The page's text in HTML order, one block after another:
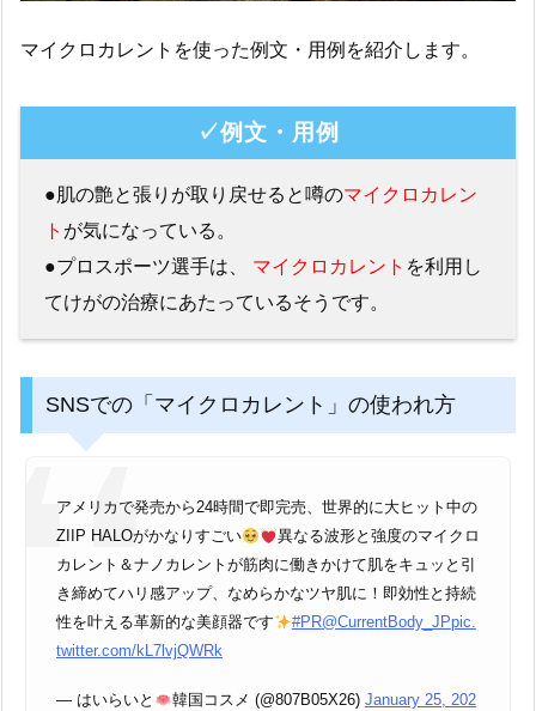
マイクロカレントを使った例文・用例を紹介します。
✓例文・用例
●肌の艶と張りが取り戻せると噂のマイクロカレン
ト が気になっている。
●プロスポーツ選手は、
マイクロカレント を利用し
てけがの治療にあたっているそうです。
SNSでの「マイクロカレント」の使われ方
アメリカで発売から24時間で即完売、世界的に大ヒット中の
ZIIP HALOがかなりすごい
異なる波形と強度のマイクロ
カレント＆ナノカレントが筋肉に働きかけて肌をキュッと引
き締めてハリ感アップ、なめらかなツヤ肌に！即効性と持続
性を叶える革新的な美顔器です
#PR@CurrentBody_JPpic.
twitter.com/kL7lvjQWRk
— はいらいと 韓国コスメ (@807B05X26) January 25, 202